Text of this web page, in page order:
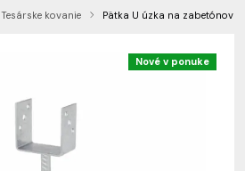
Tesárske kovanie Pätka U úzka na
Nové v ponuke